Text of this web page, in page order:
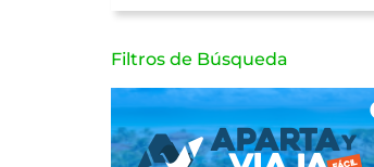
Filtros de Búsqueda